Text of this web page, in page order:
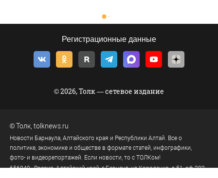
Регистрационные данные
© 2026, Толк — сетевое издание
©Толк tolknews.ru
Новости Барнаула, Алтайского края и Республики Алтай. Все о
политике, экономике и обществе в формате статей, инфографики,
фото- и видеорепортажей. Если новости, то с ТОЛКом!
656049, Россия, Алтайский край, г.Барнаул,ул.Короленко, д.51, оф.202